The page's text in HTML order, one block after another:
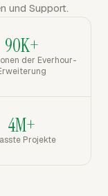
und Support.
90K+
der Everhour-
4M+
Projekte